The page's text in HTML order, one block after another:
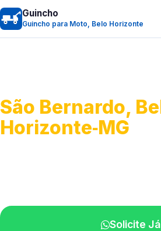
Guincho
Guincho para Moto, Belo Horizonte
São Bernardo,
Horizonte‑MG
Solicite Já